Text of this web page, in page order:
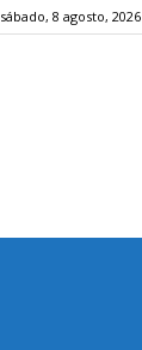
sábado, 8 agosto, 2026